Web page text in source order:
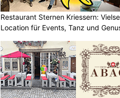
Restaurant Sternen Kriessern:
Location für Events, Tanz und